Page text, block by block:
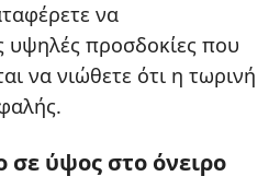
να
υψηλές προσδοκίες που
να νιώθετε ότι η τωρινή
ύψος στο όνειρο